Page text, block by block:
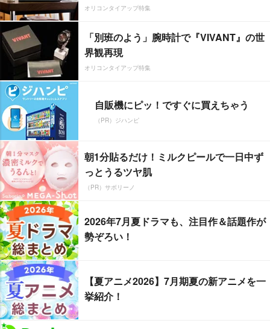
オリコンタイアップ特集
「別班のよう」腕時計で『VIVANT』の世
界観再現
オリコンタイアップ特集
自販機にピッ！ですぐに買えちゃう
（PR）ジハンピ
朝1分貼るだけ！ミルクピールで一日中ず
っとうるツヤ肌
（PR）サボリーノ
2026年7月夏ドラマも、注目作＆話題作が
勢ぞろい！
【夏アニメ2026】7月期夏の新アニメを一
挙紹介！